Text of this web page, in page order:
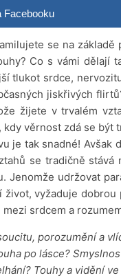
Facebooku
se na základě
Co s vámi dělají
tlukot srdce,
jiskřivých
žijete v trvalém
věrnost zdá se být
je tak snadné! Avšak
se tradičně stává
Jenomže udržovat
vyžaduje
srdcem a
porozumění a
po lásce?
Touhy a vidění